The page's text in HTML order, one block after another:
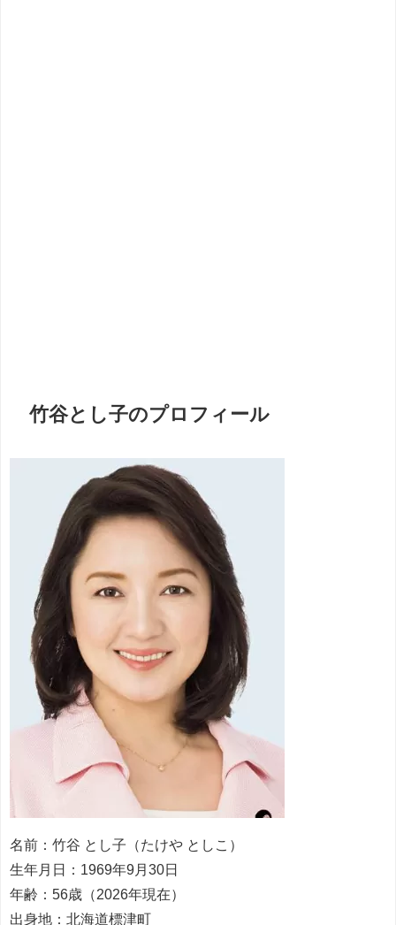
竹谷とし子のプロフィール
名前：竹谷 とし子（たけや としこ）
生年月日：1969年9月30日
年齢：56歳（2026年現在）
出身地：北海道標津町